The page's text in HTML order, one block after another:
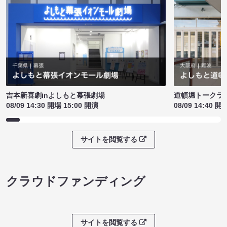
吉本新喜劇inよしもと幕張劇場
08/09 14:30 開場 15:00 開演
道頓堀トークラ
08/09 14:40 開
サイトを閲覧する
クラウドファンディング
サイトを閲覧する